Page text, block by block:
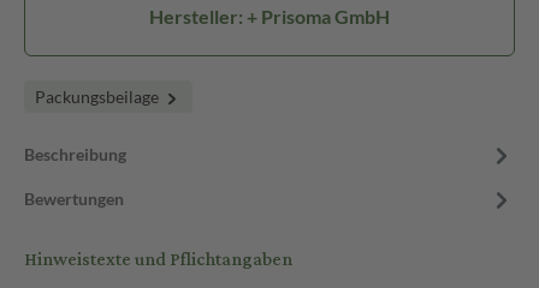
Hersteller: + Prisoma GmbH
Packungsbeilage
Beschreibung
Bewertungen
Hinweistexte und Pflichtangaben